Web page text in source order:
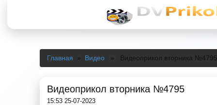
Главная » Видео » Видеоприкол вторника №4795
Видеоприкол вторника №4795
15:53 25-07-2023